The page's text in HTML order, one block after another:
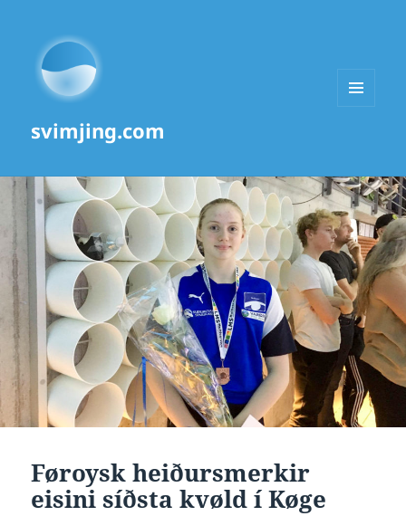
svimjing.com
Føroysk heiðursmerkir
eisini síðsta kvøld í Køge